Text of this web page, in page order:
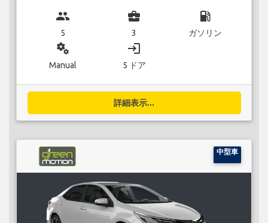
group
5
business_center
3
local_gas_station
ガソリン
miscellaneous_services
Manual
login
5 ドア
詳細表示...
中型車